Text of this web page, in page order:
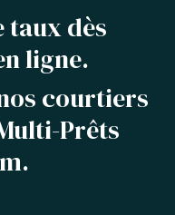
taux dès
ligne.
courtiers
Prêts